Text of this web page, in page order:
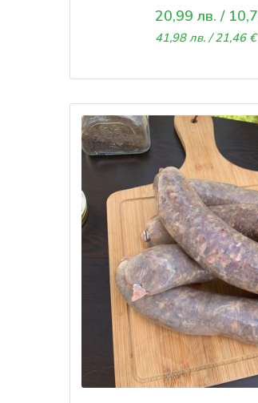
20,99 лв. /
41,98лв./ 21,46 €